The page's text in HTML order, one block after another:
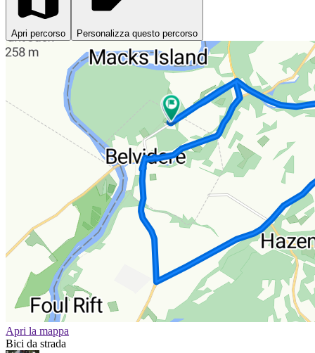
Apri percorso Personalizza questo percorso
Apri la mappa
Bici da strada